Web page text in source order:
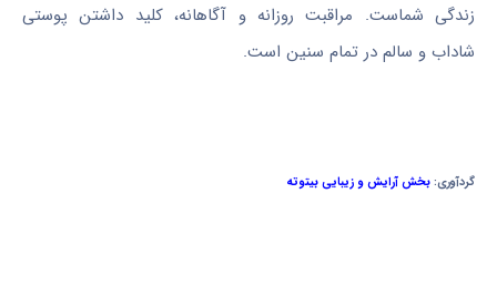
زندگی شماست. مراقبت روزانه و آگاهانه، کلید داشتن پوستی
شاداب و سالم در تمام سنین است.
گردآوری:بخش آرایش و زیبایی بیتوته